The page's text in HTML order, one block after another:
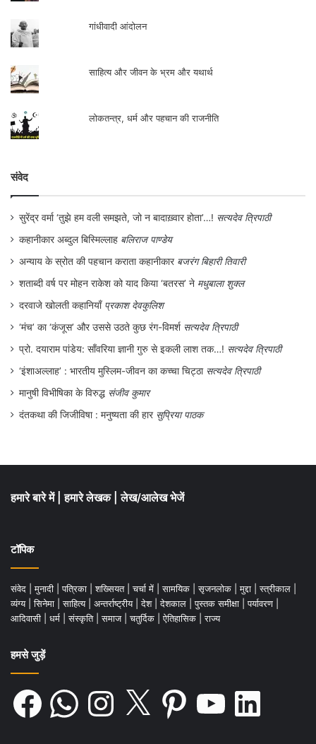
सक्रियता प्रदान की.
शांतिमयता का यह प्रयोग गंगा मुक्ति आंदोलन के
लड़ाई को मुख्य सफलता तब मिली जब 1991 में पानी
घोषणा हुई. 80 कि.मी. की जमींदारी खत्म हुई. उस
समय बिहार- झारखण्ड एक हुआ करता था. बिहार में
लालू प्रसाद यादव की सरकार बन गई थी. उसने एक
कदम आगे जाकर बिहार की तमाम नदियों को कर
मुक्त कर दिया. इन्हें कॉपरेटिव अथवा सहकारी
समितियों के हाथ में भी नहीं रहने दिया गया. नदी-
नाला, कोल-धाव सबको टैक्स फ्री कर दिया गया.
गांधीवादी आंदोलन
साहित्य और जीवन के भ्रम और यथार्थ
लोकतन्त्र, धर्म और पहचान की राजनीति
संवेद
सुरेंद्र वर्मा ‘तुझे हम वली समझते, जो न बादाख़्वार होता’…! सत्यदेव त्रिपाठी
कहानीकार अब्दुल बिस्मिल्लाह बलिराज पाण्डेय
अन्याय के स्रोत की पहचान कराता कहानीकार बजरंग बिहारी तिवारी
शताब्दी वर्ष पर मोहन राकेश को याद किया ‘बतरस’ ने मधुबाला शुक्ल
दरवाजे खोलती कहानियाँ प्रकाश देवकुलिश
‘मंच’ का ‘कंजूस’ और उससे उठते कुछ रंग-विमर्श सत्यदेव त्रिपाठी
प्रो. दयाराम पांडेय: साँवरिया ज्ञानी गुरु से इकली लाश तक…! सत्यदेव त्रिपाठी
‘इंशाअल्लाह’ : भारतीय मुस्लिम-जीवन का कच्चा चिट्ठा सत्यदेव त्रिपाठी
मानुषी विभीषिका के विरुद्ध संजीव कुमार
दंतकथा की जिजीविषा : मनुष्यता की हार सुप्रिया पाठक
हमारे बारे में हमारे लेखक लेख/आलेख भेजें
टॉपिक
संवेद मुनादी पत्रिका शख्सियत चर्चा में सामयिक सृजनलोक मुद्दा स्त्रीकाल
व्यंग्य
सिनेमा साहित्य अन्तर्राष्ट्रीय देश देशकाल पुस्तक समीक्षा पर्यावरण
आदिवासी
धर्म संस्कृति समाज चतुर्दिक ऐतिहासिक राज्य
हमसे जुड़ें
Facebook WhatsAppInstagram Pinterest LinkedIn